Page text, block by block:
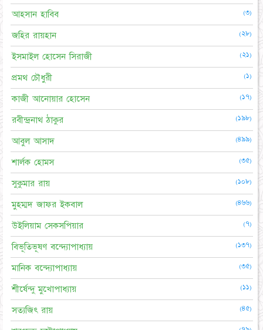
আহসান হাবিব (৩)
জহির রায়হান (২৮)
ইসমাইল হোসেন সিরাজী (২১)
প্রমথ চৌধুরী (১)
কাজী আনোয়ার হোসেন (১৭)
রবীন্দ্রনাথ ঠাকুর (১৯৮)
আবুল আসাদ (৪৯৯)
শার্লক হোমস (৩৫)
সুকুমার রায় (১০৮)
মুহম্মদ জাফর ইকবাল (৪৬৬)
উইলিয়াম সেকসপিয়ার (৭)
বিভূতিভূষণ বন্দ্যোপাধ্যায় (১৩৭)
মানিক বন্দ্যোপাধ্যায় (৩৫)
শীর্ষেন্দু মুখোপাধ্যায় (১১)
সত্যজিৎ রায় (৪৫)